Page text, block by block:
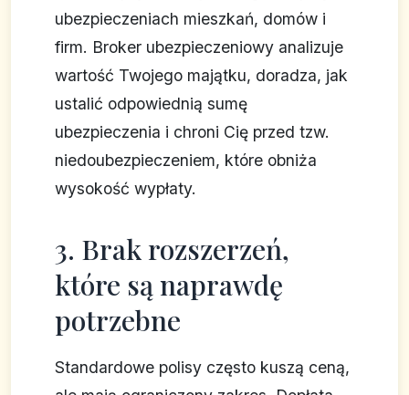
ubezpieczeniach mieszkań, domów i
firm. Broker ubezpieczeniowy analizuje
wartość Twojego majątku, doradza, jak
ustalić odpowiednią sumę
ubezpieczenia i chroni Cię przed tzw.
niedoubezpieczeniem, które obniża
wysokość wypłaty.
3. Brak rozszerzeń,
które są naprawdę
potrzebne
Standardowe polisy często kuszą ceną,